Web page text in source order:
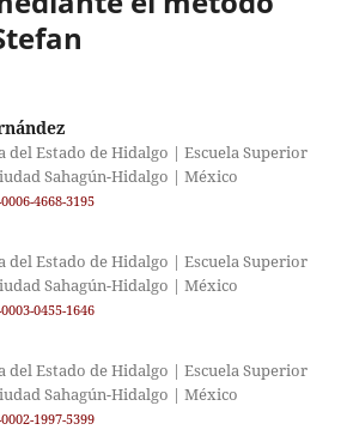
Estado de Hidalgo | Escuela Superior
Sahagún-Hidalgo | México
4668-3195
Estado de Hidalgo | Escuela Superior
Sahagún-Hidalgo | México
0455-1646
Estado de Hidalgo | Escuela Superior
Sahagún-Hidalgo | México
1997-5399